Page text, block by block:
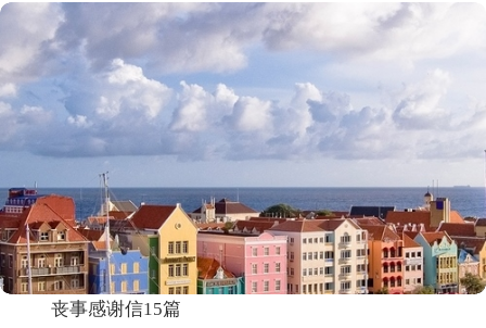
丧事感谢信15篇